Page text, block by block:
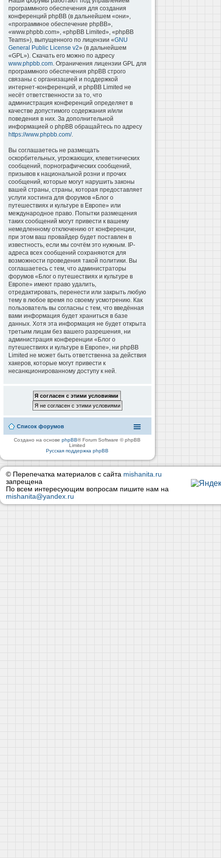
программного обеспечения для создания
конференций phpBB (в дальнейшем «они»,
«программное обеспечение phpBB»,
«www.phpbb.com», «phpBB Limited», «phpBB
Teams»), выпущенного по лицензии «GNU
General Public License v2» (в дальнейшем
«GPL»). Скачать его можно по адресу
www.phpbb.com. Ограничения лицензии GPL для
программного обеспечения phpBB строго
связаны с организацией и поддержкой
интернет-конференций, и phpBB Limited не
несёт ответственности за то, что
администрация конференций определяет в
качестве допустимого содержания и/или
поведения в них. За дополнительной
информацией о phpBB обращайтесь по адресу
https://www.phpbb.com/.
Вы соглашаетесь не размещать
оскорбительных, угрожающих, клеветнических
сообщений, порнографических сообщений,
призывов к национальной розни и прочих
сообщений, которые могут нарушить законы
вашей страны, страны, которая предоставляет
услуги хостинга для форумов «Блог о
путешествиях и культуре в Европе» или
международное право. Попытки размещения
таких сообщений могут привести к вашему
немедленному отключению от конференции,
при этом ваш провайдер будет поставлен в
известность, если мы сочтём это нужным. IP-
адреса всех сообщений сохраняются для
возможности проведения такой политики. Вы
соглашаетесь с тем, что администраторы
форумов «Блог о путешествиях и культуре в
Европе» имеют право удалить,
отредактировать, перенести или закрыть любую
тему в любое время по своему усмотрению. Как
пользователь вы согласны с тем, что введённая
вами информация будет храниться в базе
данных. Хотя эта информация не будет открыта
третьим лицам без вашего разрешения, ни
администрация конференции «Блог о
путешествиях и культуре в Европе», ни phpBB
Limited не может быть ответственна за действия
хакеров, которые могут привести к
несанкционированному доступу к ней.
Список форумов
Создано на основеphpBB® Forum Software © phpBB
Limited
Русская поддержка phpBB
© Перепечатка материалов с сайта mishanita.ru
запрещена
По всем интересующим вопросам пишите нам на
mishanita@yandex.ru